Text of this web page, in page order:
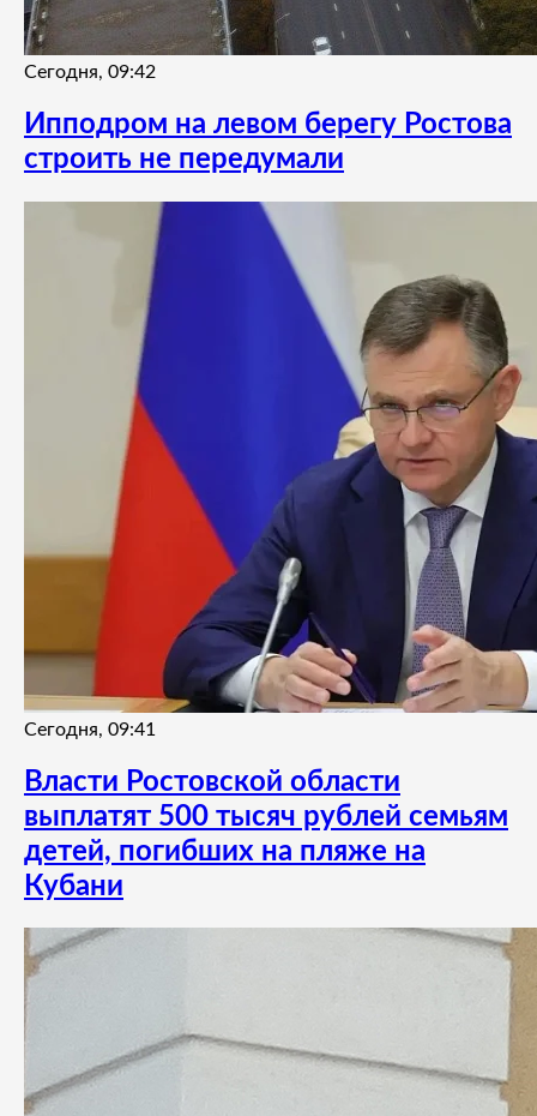
Сегодня, 09:42
Ипподром на левом берегу Ростова
строить не передумали
Сегодня, 09:41
Власти Ростовской области
выплатят 500 тысяч рублей семьям
детей, погибших на пляже на
Кубани